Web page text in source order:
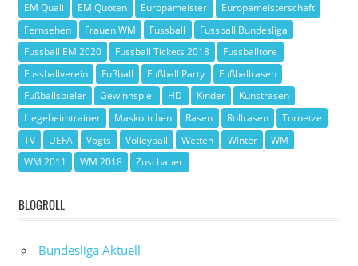
EM Quali
EM Quoten Europameister
Europameisterschaft
Fernsehen
Frauen WM Fussball
Fussball Bundesliga
Fussball EM 2020
Fussball Tickets 2018
Fussballtore
Fussballverein
Fußball Fußball Party
Fußballrasen
Fußballspieler
Gewinnspiel HD Kinder
Kunstrasen
Liegeheimtrainer
Maskottchen Rasen Rollrasen
Tornetze
TV
UEFA Vogts Volleyball Wetten Winter
WM
WM 2011
WM 2018 Zuschauer
BLOGROLL
Bundesliga Aktuell